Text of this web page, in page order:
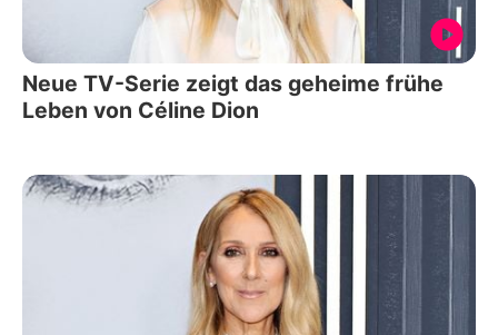
Neue TV-Serie zeigt das geheime frühe
Leben von Céline Dion